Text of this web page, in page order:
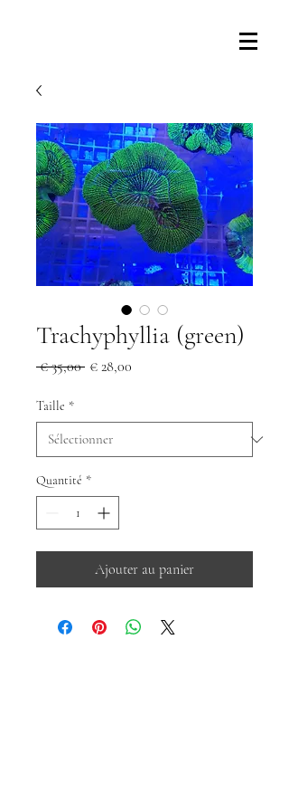
Trachyphyllia (green)
€ 35,00 Prix
€ 28,00
Taille *
Quantité *
Ajouter au panier